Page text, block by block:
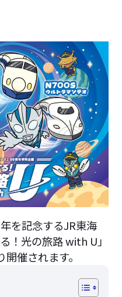
を記念するJR東海
！光の旅路 with U」
催されます。